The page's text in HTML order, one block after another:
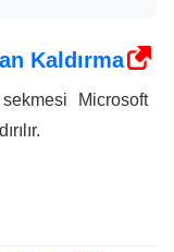
Kaldırma
Microsoft